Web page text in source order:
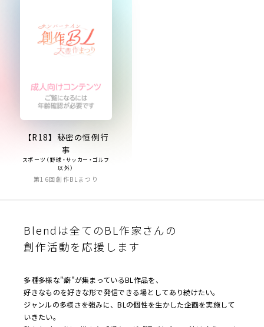
【R18】秘密の恒例行
事
スポーツ（野球・サッカー・ゴルフ
以外）
第16回創作BLまつり
Blendは全てのBL作家さんの
創作活動を応援します
多種多様な"癖"が集まっているBL作品を、
好きなものを好きな形で発信できる場としてあり続けたい。
ジャンルの多様さを強みに、BLの個性を生かした企画を実施して
いきたい。